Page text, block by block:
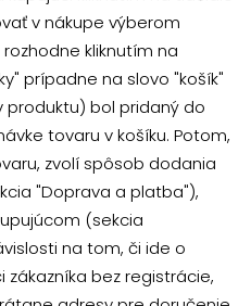
v nákupe výberom
kliknutím na
prípadne na slovo "košík"
produktu) bol pridaný do
tovaru v košíku. Potom,
zvolí spôsob dodania
"Doprava a platba"),
(sekcia
na tom, či ide o
zákazníka bez registrácie,